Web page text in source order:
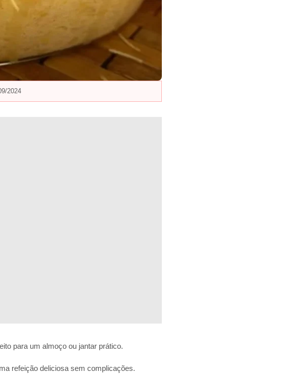
2024
para um almoço ou jantar prático.
refeição deliciosa sem complicações.